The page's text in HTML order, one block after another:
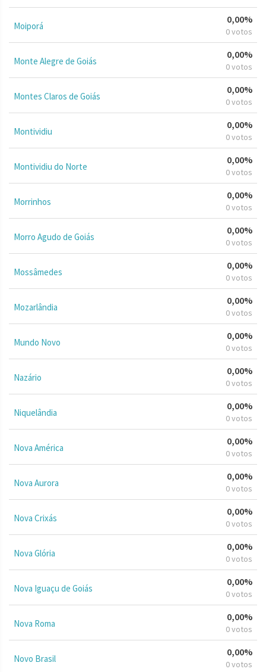
Moiporá
0,00%
0 votos
Monte Alegre de Goiás
0,00%
0 votos
Montes Claros de Goiás
0,00%
0 votos
Montividiu
0,00%
0 votos
Montividiu do Norte
0,00%
0 votos
Morrinhos
0,00%
0 votos
Morro Agudo de Goiás
0,00%
0 votos
Mossâmedes
0,00%
0 votos
Mozarlândia
0,00%
0 votos
Mundo Novo
0,00%
0 votos
Nazário
0,00%
0 votos
Niquelândia
0,00%
0 votos
Nova América
0,00%
0 votos
Nova Aurora
0,00%
0 votos
Nova Crixás
0,00%
0 votos
Nova Glória
0,00%
0 votos
Nova Iguaçu de Goiás
0,00%
0 votos
Nova Roma
0,00%
0 votos
Novo Brasil
0,00%
0 votos